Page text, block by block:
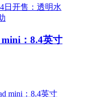
：8.4英寸